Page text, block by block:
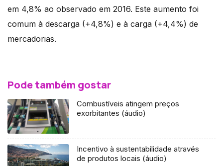
em 4,8% ao observado em 2016. Este aumento foi
comum à descarga (+4,8%) e à carga (+4,4%) de
mercadorias.
Pode também gostar
Combustíveis atingem preços
exorbitantes (áudio)
Incentivo à sustentabilidade através
de produtos locais (áudio)